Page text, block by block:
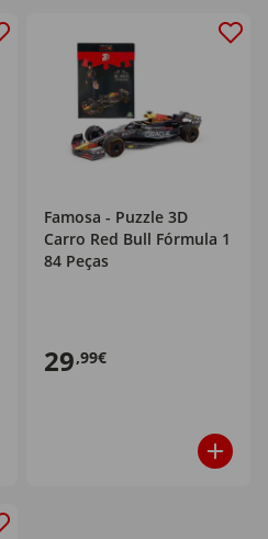
Famosa - Puzzle 3D
Carro Red Bull Fórmula 1
84 Peças
29,99€